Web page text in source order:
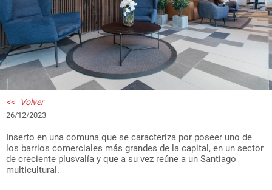
<< Volver
26/12/2023
Inserto en una comuna que se caracteriza por poseer uno de
los barrios comerciales más grandes de la capital, en un sector
de creciente plusvalía y que a su vez reúne a un Santiago
multicultural.